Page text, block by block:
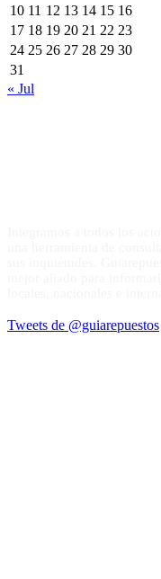
10 11 12 13 14 15 16
17 18 19 20 21 22 23
24 25 26 27 28 29 30
31
« Jul
Tweets de @guiarepuestos